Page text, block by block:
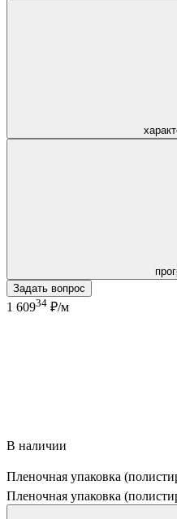
Задать вопрос
1 60934 ₽/м
В наличии
Пленочная упаковка
Пленочная упаковка